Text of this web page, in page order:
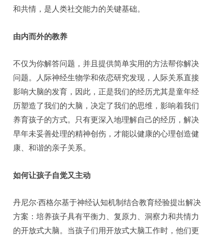
和共情，是人类社交能力的关键基础。
由内而外的教养
不仅为你解答问题，并且提供简单实用的方法帮你解决
问题。人际神经生物学和依恋研究发现，人际关系直接
影响大脑的发育，因此，正是我们的经历尤其是童年经
历塑造了我们的大脑，决定了我们的思维，影响着我们
养育孩子的方式。只有更深入地理解自己的经历，解决
早年未妥善处理的精神创伤，才能以健康的心理创造健
康、和谐的亲子关系。
如何让孩子自觉又主动
丹尼尔·西格尔基于神经认知机制结合教育经验提出解决
方案：培养孩子具有平衡力、复原力、洞察力和共情力
的开放式大脑。当孩子们用开放式大脑工作时，他们更